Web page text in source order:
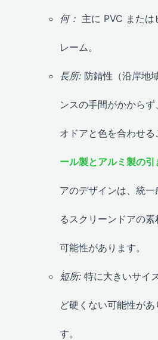
何： 主に PVC または
レーム。
長所: 防錆性（沿岸地
ンスの手間がかから
オドアと色を合わせる
ール製とアルミ製の引
アのデザインは、統
るスクリーンドアの
可能性があります。
短所: 特に大きいサイ
ど硬くない可能性が
す。